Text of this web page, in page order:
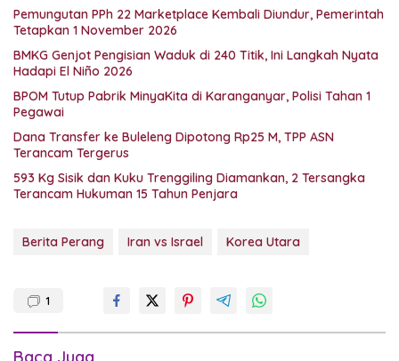
Pemungutan PPh 22 Marketplace Kembali Diundur, Pemerintah
Tetapkan 1 November 2026
BMKG Genjot Pengisian Waduk di 240 Titik, Ini Langkah Nyata
Hadapi El Niño 2026
BPOM Tutup Pabrik MinyaKita di Karanganyar, Polisi Tahan 1
Pegawai
Dana Transfer ke Buleleng Dipotong Rp25 M, TPP ASN
Terancam Tergerus
593 Kg Sisik dan Kuku Trenggiling Diamankan, 2 Tersangka
Terancam Hukuman 15 Tahun Penjara
Berita Perang Iran vs Israel Korea Utara
1